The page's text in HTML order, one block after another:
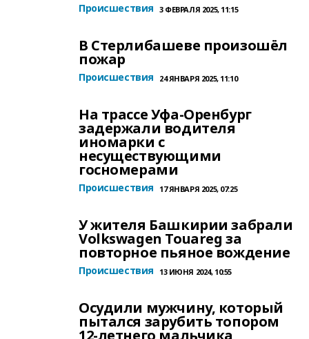
Происшествия 3 ФЕВРАЛЯ 2025, 11:15
В Стерлибашеве произошёл
пожар
Происшествия 24 ЯНВАРЯ 2025, 11:10
На трассе Уфа-Оренбург
задержали водителя
иномарки с
несуществующими
госномерами
Происшествия 17 ЯНВАРЯ 2025, 07:25
У жителя Башкирии забрали
Volkswagen Touareg за
повторное пьяное вождение
Происшествия 13 ИЮНЯ 2024, 10:55
Осудили мужчину, который
пытался зарубить топором
12-летнего мальчика